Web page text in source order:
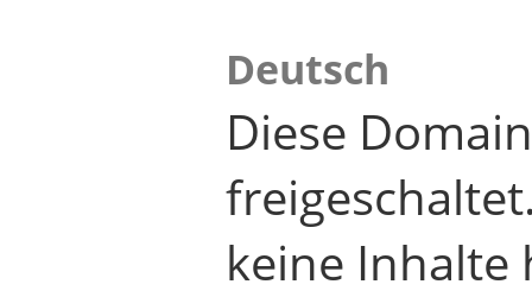
Deutsch
Diese
keine Inhalte